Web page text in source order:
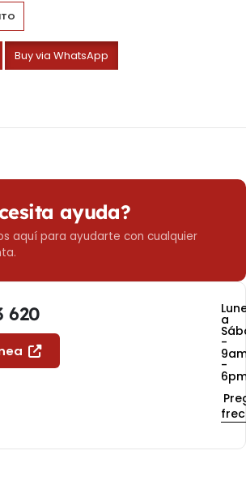
Buy via WhatsApp
ayuda?
aquí para ayudarte con cualquier
620 a
-
-